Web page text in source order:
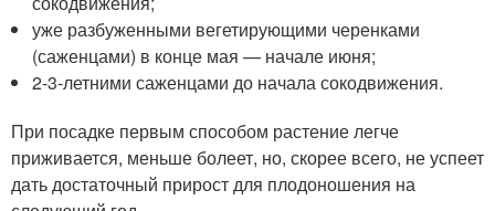
уже разбуженными вегетирующими черенками
(саженцами) в конце мая — начале июня;
2-3-летними саженцами до начала сокодвижения.
При посадке первым способом растение легче
приживается, меньше болеет, но, скорее всего, не успеет
дать достаточный прирост для плодоношения на